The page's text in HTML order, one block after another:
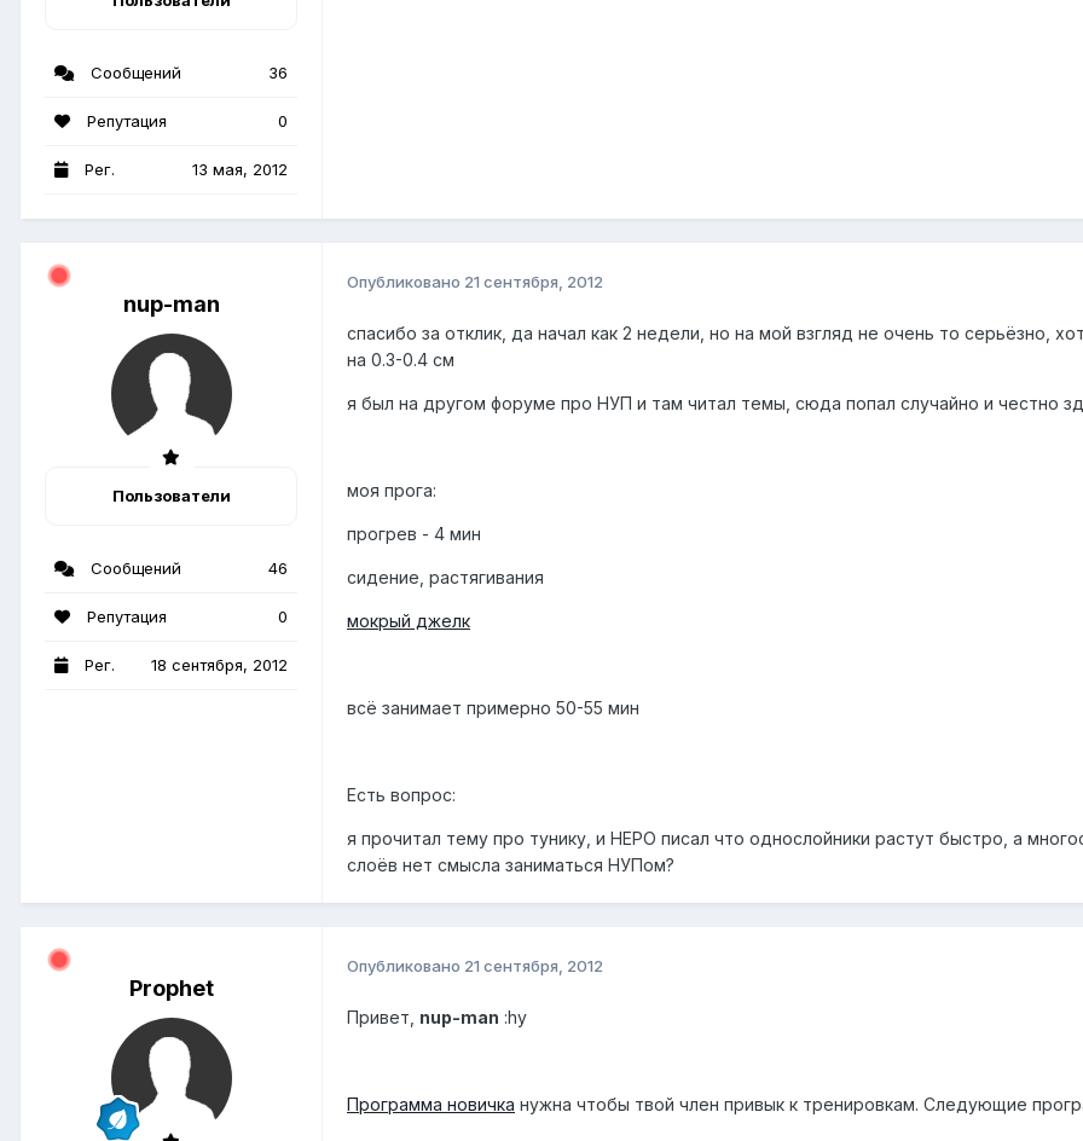
Сообщений 36
Репутация 0
Рег. 13 мая, 2012
nup-man
Пользователи
Сообщений 46
Репутация 0
Рег. 18 сентября, 2012
Опубликовано 21 сентября, 2012
спасибо за отклик, да начал как 2 недели, но на мой взгляд не очень то серьёзно,
на 0.3-0.4 см
я был на другом форуме про НУП и там читал темы, сюда попал случайно и честно
моя прога:
прогрев - 4 мин
сидение, растягивания
мокрый джелк
всё занимает примерно 50-55 мин
Есть вопрос:
я прочитал тему про тунику, и НЕРО писал что однослойники растут быстро, а
слоёв нет смысла заниматься НУПом?
Prophet
Опубликовано 21 сентября, 2012
Привет, nup-man :hy
Программа новичка нужна чтобы твой член привык к тренировкам. Следующие